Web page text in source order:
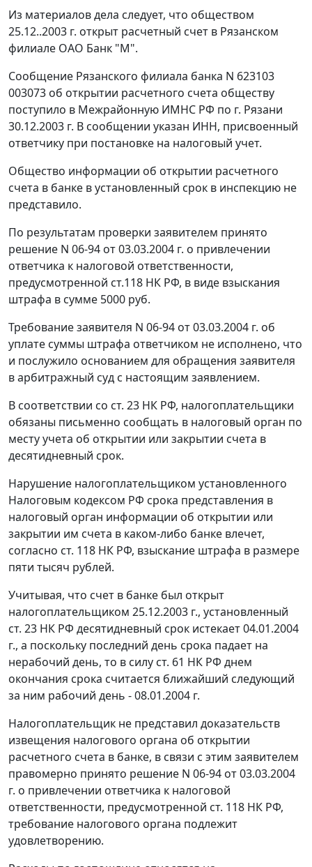
Из материалов дела следует, что обществом
25.12..2003 г. открыт расчетный счет в Рязанском
филиале ОАО Банк "М".
Сообщение Рязанского филиала банка N 623103
003073 об открытии расчетного счета обществу
поступило в Межрайонную ИМНС РФ по г. Рязани
30.12.2003 г. В сообщении указан ИНН, присвоенный
ответчику при постановке на налоговый учет.
Общество информации об открытии расчетного
счета в банке в установленный срок в инспекцию не
представило.
По результатам проверки заявителем принято
решение N 06-94 от 03.03.2004 г. о привлечении
ответчика к налоговой ответственности,
предусмотренной ст.118 НК РФ, в виде взыскания
штрафа в сумме 5000 руб.
Требование заявителя N 06-94 от 03.03.2004 г. об
уплате суммы штрафа ответчиком не исполнено, что
и послужило основанием для обращения заявителя
в арбитражный суд с настоящим заявлением.
В соответствии со ст. 23 НК РФ, налогоплательщики
обязаны письменно сообщать в налоговый орган по
месту учета об открытии или закрытии счета в
десятидневный срок.
Нарушение налогоплательщиком установленного
Налоговым кодексом РФ срока представления в
налоговый орган информации об открытии или
закрытии им счета в каком-либо банке влечет,
согласно ст. 118 НК РФ, взыскание штрафа в размере
пяти тысяч рублей.
Учитывая, что счет в банке был открыт
налогоплательщиком 25.12.2003 г., установленный
ст. 23 НК РФ десятидневный срок истекает 04.01.2004
г., а поскольку последний день срока падает на
нерабочий день, то в силу ст. 61 НК РФ днем
окончания срока считается ближайший следующий
за ним рабочий день - 08.01.2004 г.
Налогоплательщик не представил доказательств
извещения налогового органа об открытии
расчетного счета в банке, в связи с этим заявителем
правомерно принято решение N 06-94 от 03.03.2004
г. о привлечении ответчика к налоговой
ответственности, предусмотренной ст. 118 НК РФ,
требование налогового органа подлежит
удовлетворению.